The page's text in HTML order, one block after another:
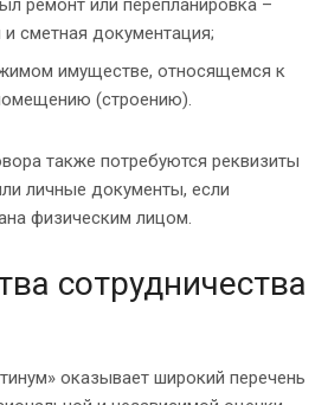
ремонт или перепланировка –
и сметная документация;
имуществе, относящемся к
(строению).
также потребуются реквизиты
личные документы, если
физическим лицом.
сотрудничества
оказывает широкий перечень